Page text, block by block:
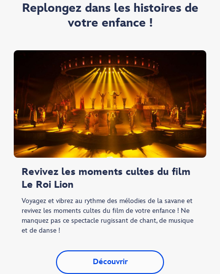
Replongez dans les histoires de
votre enfance !
Revivez les moments cultes du film
Le Roi Lion
Voyagez et vibrez au rythme des mélodies de la savane et
revivez les moments cultes du film de votre enfance ! Ne
manquez pas ce spectacle rugissant de chant, de musique
et de danse !
Découvrir